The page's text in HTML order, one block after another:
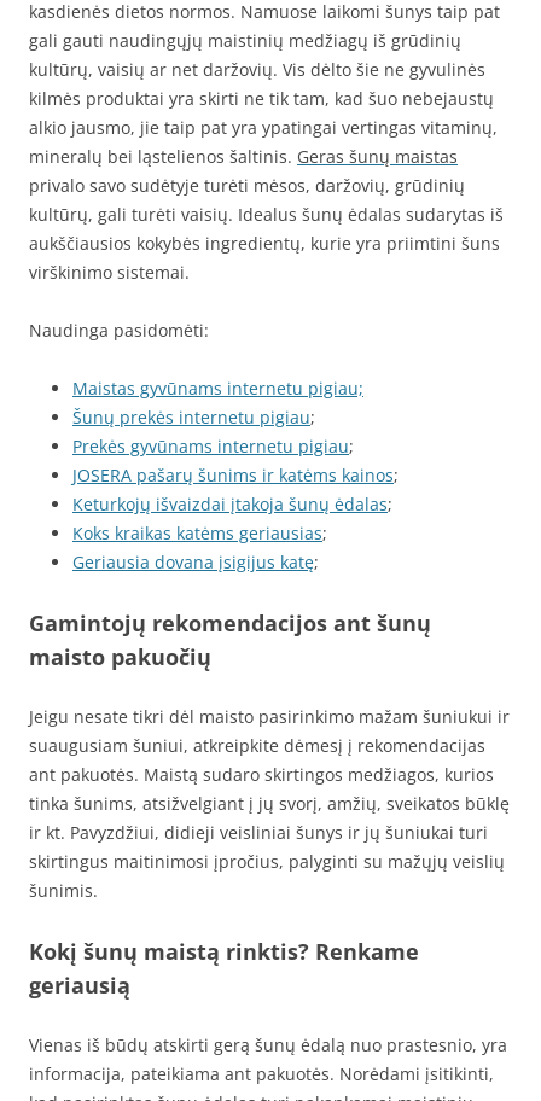
kasdienės dietos normos. Namuose laikomi šunys taip pat
gali gauti naudingųjų maistinių medžiagų iš grūdinių
kultūrų, vaisių ar net daržovių. Vis dėlto šie ne gyvulinės
kilmės produktai yra skirti ne tik tam, kad šuo nebejaustų
alkio jausmo, jie taip pat yra ypatingai vertingas vitaminų,
mineralų bei ląstelienos šaltinis. Geras šunų maistas
privalo savo sudėtyje turėti mėsos, daržovių, grūdinių
kultūrų, gali turėti vaisių. Idealus šunų ėdalas sudarytas iš
aukščiausios kokybės ingredientų, kurie yra priimtini šuns
virškinimo sistemai.
Naudinga pasidomėti:
Maistas gyvūnams internetu pigiau;
Šunų prekės internetu pigiau;
Prekės gyvūnams internetu pigiau;
JOSERA pašarų šunims ir katėms kainos;
Keturkojų išvaizdai įtakoja šunų ėdalas;
Koks kraikas katėms geriausias;
Geriausia dovana įsigijus katę;
Gamintojų rekomendacijos ant šunų
maisto pakuočių
Jeigu nesate tikri dėl maisto pasirinkimo mažam šuniukui ir
suaugusiam šuniui, atkreipkite dėmesį į rekomendacijas
ant pakuotės. Maistą sudaro skirtingos medžiagos, kurios
tinka šunims, atsižvelgiant į jų svorį, amžių, sveikatos būklę
ir kt. Pavyzdžiui, didieji veisliniai šunys ir jų šuniukai turi
skirtingus maitinimosi įpročius, palyginti su mažųjų veislių
šunimis.
Kokį šunų maistą rinktis? Renkame
geriausią
Vienas iš būdų atskirti gerą šunų ėdalą nuo prastesnio, yra
informacija, pateikiama ant pakuotės. Norėdami įsitikinti,